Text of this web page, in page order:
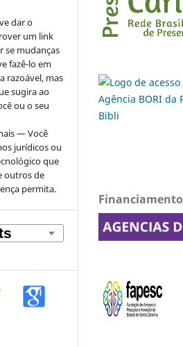
dar o
um link
se mudanças
fazê-lo em
razoável, mas
sugira ao
ou o seu
— Você
jurídicos ou
que
outros de
permita.
Financiamento